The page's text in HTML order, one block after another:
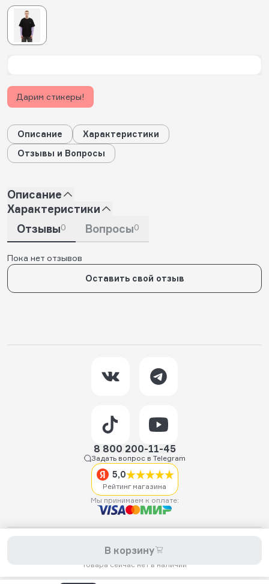
В корзину
Товара сейчас нет в наличии
Дарим стикеры!
Описание
Характеристики
Отзывы и Вопросы
Описание
Характеристики
Отзывы0 Вопросы0
Пока нет отзывов
Оставить свой отзыв
8 800 200-11-45
Задать вопрос в Telegram
5,0
Рейтинг магазина
Мы принимаем к оплате:
самокатов, запчастей для самокатов, аксессуаров, экипировки,
одежды и обуви.